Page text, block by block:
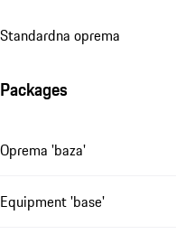
Standardna oprema
Packages
Oprema 'baza'
Equipment 'base'